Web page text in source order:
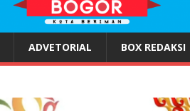
ADVETORIAL BOX REDAKSI